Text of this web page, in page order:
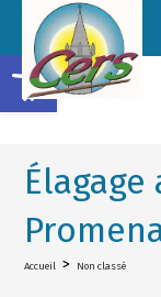
Accueil > Non classé
Ouvrir la